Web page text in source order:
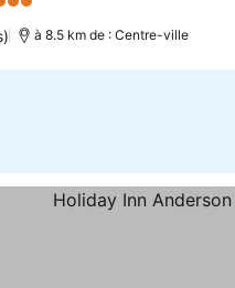
Étoiles
à 8.5 km de : Centre-ville